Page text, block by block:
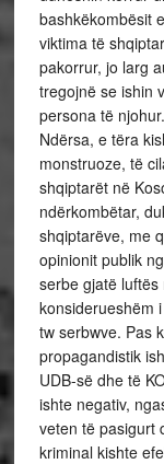
bashkëkombësit
viktima të
pakorrur, jo larg
tregojnë se ishin
persona të njohur.
Ndërsa, e tëra
monstruoze, të
shqiptarët në
ndërkombëtar,
shqiptarëve, me
opinionit publik
serbe gjatë
konsiderueshëm
tw serbwve. Pas
propagandistik
UDB-së dhe të
ishte negativ,
veten të pasigurt
kriminal kishte